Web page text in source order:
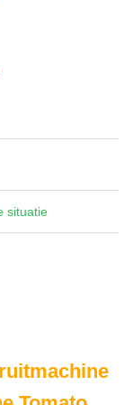
situatie